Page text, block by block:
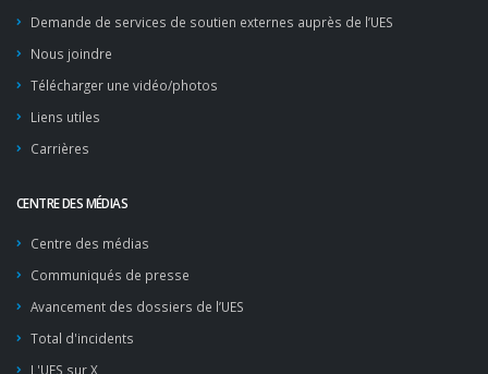
Demande de services de soutien externes auprès de l’UES
Nous joindre
Télécharger une vidéo/photos
Liens utiles
Carrières
CENTRE DES MÉDIAS
Centre des médias
Communiqués de presse
Avancement des dossiers de l’UES
Total d'incidents
L'UES sur X